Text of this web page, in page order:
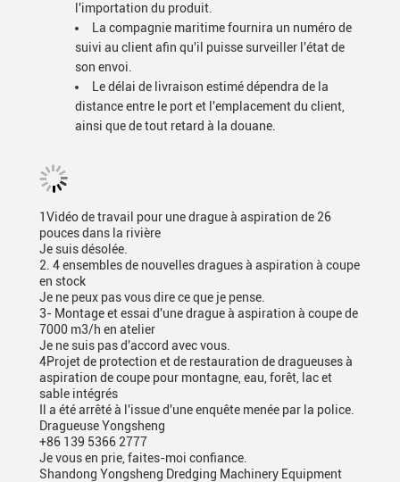
l'importation du produit.
La compagnie maritime fournira un numéro de
suivi au client afin qu'il puisse surveiller l'état de
son envoi.
Le délai de livraison estimé dépendra de la
distance entre le port et l'emplacement du client,
ainsi que de tout retard à la douane.
1Vidéo de travail pour une drague à aspiration de 26
pouces dans la rivière
Je suis désolée.
2. 4 ensembles de nouvelles dragues à aspiration à coupe
en stock
Je ne peux pas vous dire ce que je pense.
3- Montage et essai d'une drague à aspiration à coupe de
7000 m3/h en atelier
Je ne suis pas d'accord avec vous.
4Projet de protection et de restauration de dragueuses à
aspiration de coupe pour montagne, eau, forêt, lac et
sable intégrés
Il a été arrêté à l'issue d'une enquête menée par la police.
Dragueuse Yongsheng
+86 139 5366 2777
Je vous en prie, faites-moi confiance.
Shandong Yongsheng Dredging Machinery Equipment